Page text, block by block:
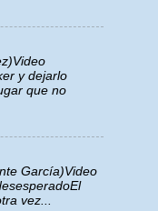
y dejarlo
que no
García)Video
vez...